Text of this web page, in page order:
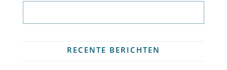
RECENTE BERICHTEN